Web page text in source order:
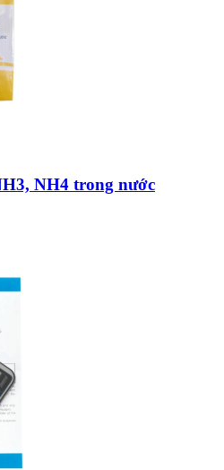
NH4 trong nước